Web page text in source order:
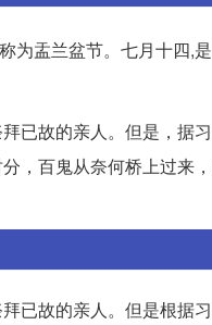
为盂兰盆节。七月十四,
已故的亲人。但是，据
，百鬼从奈何桥上过来
已故的亲人。但是根据